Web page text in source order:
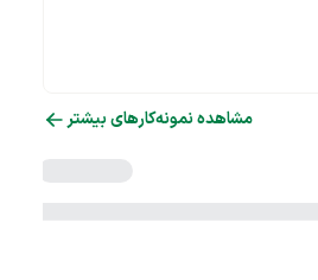
مشاهده نمونه‌کارهای بیشتر